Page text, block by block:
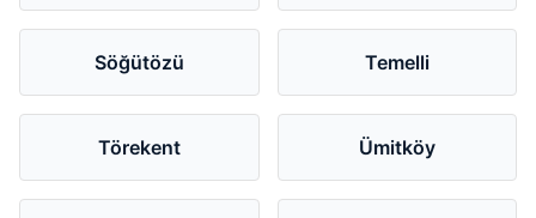
Söğütözü Temelli
Törekent Ümitköy